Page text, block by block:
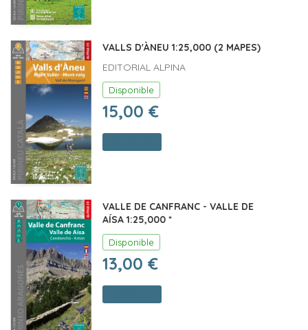
VALLS D'ÀNEU 1:25,000 (2 MAPES)
EDITORIAL ALPINA
Disponible
15,00 €
VALLE DE CANFRANC - VALLE DE
AÍSA 1:25,000 *
Disponible
13,00 €